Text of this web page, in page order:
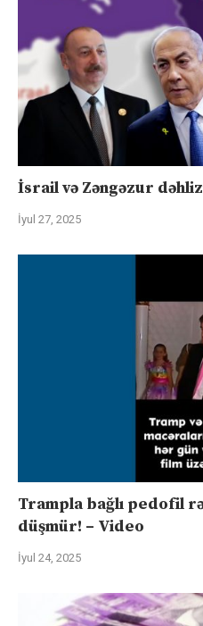
İsrail və Zəngəzur
İyul 27, 2025
Trampla bağlı pedofil
düşmür! – Video
İyul 24, 2025